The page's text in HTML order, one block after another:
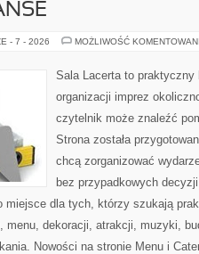
- 7 - 2026 MOŻLIWOŚĆ
Sala Lacerta to praktyczny
organizacji imprez
czytelnik może znaleźć
Strona została
chcą zorganizować
bez przypadkowych
miejsce dla tych, którzy szukają
menu, dekoracji, atrakcji, muzyki,
Nowości na stronie Menu i